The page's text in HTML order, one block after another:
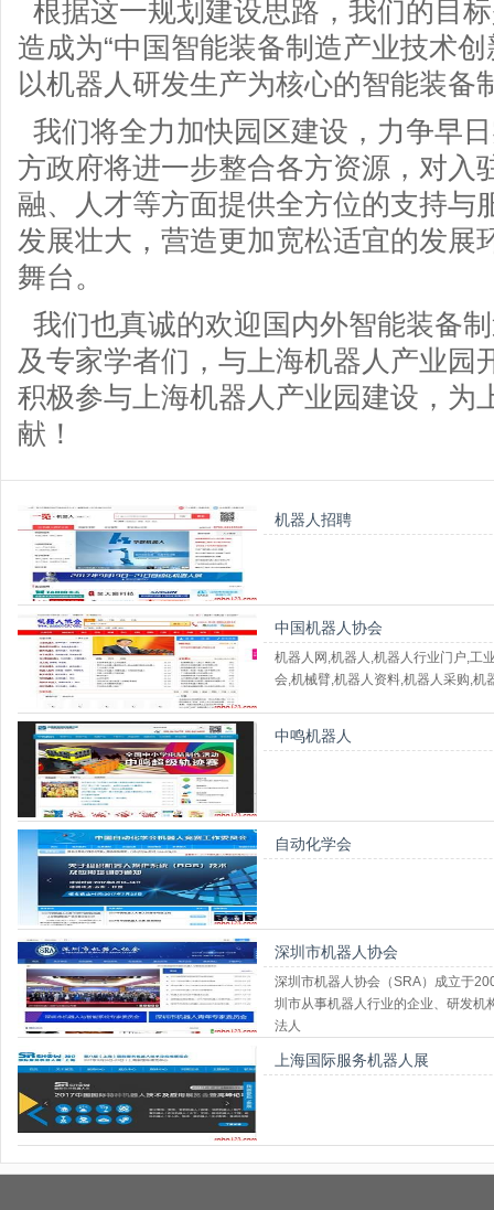
根据这一规划建设思路，我们的目
造成为“中国智能装备制造产业技术
以机器人研发生产为核心的智能装备
我们将全力加快园区建设，力争早
方政府将进一步整合各方资源，对入
融、人才等方面提供全方位的支持与
发展壮大，营造更加宽松适宜的发展
舞台。
我们也真诚的欢迎国内外智能装备
及专家学者们，与上海机器人产业园
积极参与上海机器人产业园建设，为
献！
机器人招聘
中国机器人协会
机器人网,机器人,机器人行业门户,工
会,机械臂,机器人资料,机器人采购,
中鸣机器人
自动化学会
深圳市机器人协会
深圳市机器人协会（SRA）成立于
圳市从事机器人行业的企业、研发
法人
上海国际服务机器人展